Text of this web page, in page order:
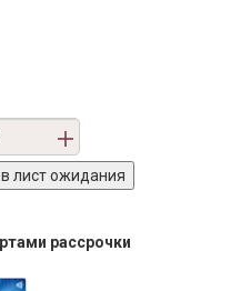
рассрочки